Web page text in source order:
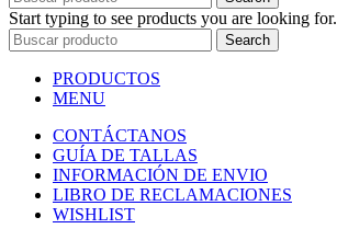
Start typing to see products you are looking for.
Search
PRODUCTOS
MENU
CONTÁCTANOS
GUÍA DE TALLAS
INFORMACIÓN DE ENVIO
LIBRO DE RECLAMACIONES
WISHLIST